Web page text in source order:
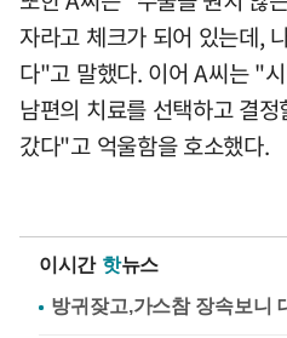
자라고 체크가 되어 있는데,
다"고 말했다. 이어 A씨는 "
남편의 치료를 선택하고 결
갔다"고 억울함을 호소했다.
이시간 핫뉴스